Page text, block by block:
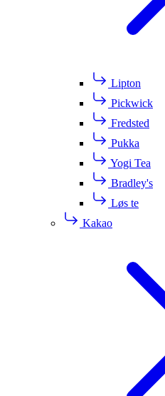
Lipton
Pickwick
Fredsted
Pukka
Yogi Tea
Bradley's
Løs te
Kakao